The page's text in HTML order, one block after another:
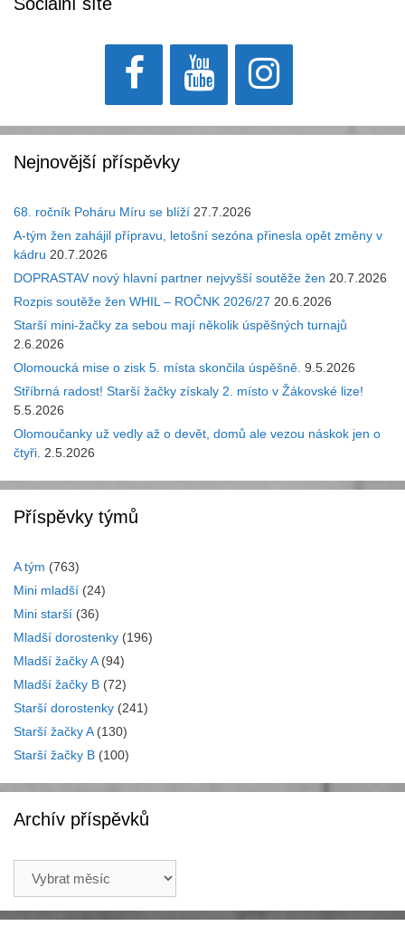
Nejnovější příspěvky
68. ročník Poháru Míru se blíží 27.7.2026
A-tým žen zahájil přípravu, letošní sezóna přinesla opět změny v
kádru 20.7.2026
DOPRASTAV nový hlavní partner nejvyšší soutěže žen 20.7.2026
Rozpis soutěže žen WHIL – ROČNK 2026/27 20.6.2026
Starší mini-žačky za sebou mají několik úspěšných turnajů
2.6.2026
Olomoucká mise o zisk 5. místa skončila úspěšně. 9.5.2026
Stříbrná radost! Starší žačky získaly 2. místo v Žákovské lize!
5.5.2026
Olomoučanky už vedly až o devět, domů ale vezou náskok jen o
čtyři. 2.5.2026
Příspěvky týmů
A tým (763)
Mini mladší (24)
Mini starší (36)
Mladší dorostenky (196)
Mladší žačky A(94)
Mladší žačky B (72)
Starší dorostenky (241)
Starší žačky A(130)
Starší žačky B (100)
Archív příspěvků
příspěvků